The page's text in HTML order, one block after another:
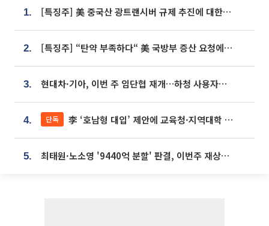
1. [특징주] 美 중국산 광트랜시버 규제 추진에 대한광통신 등 광통신株 강세
2. [특징주] “탄약 부족하다“ 美 국방부 증산 요청에⋯국내 방산주 급등세
3. 현대차·기아, 이번 주 임단협 재개…하청 사용자성 재심도 ‘변수’
4. 단독 李 ‘호남형 대입’ 제안에 교육청·지역대학 서·논술형 입시 연계 '착수'
5. 최태원·노소영 '9440억 분할' 판결, 이번주 재상고 여부 주목